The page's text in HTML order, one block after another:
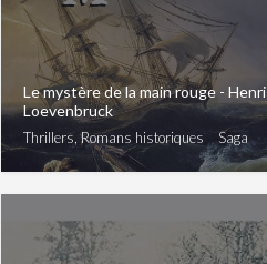
Le mystère de la main rouge - Henri
Loevenbruck
Thrillers, Romans historiques Saga